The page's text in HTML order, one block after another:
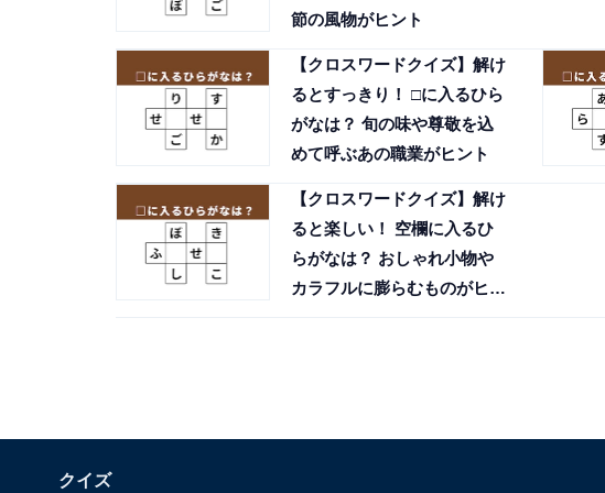
節の風物がヒント
【クロスワードクイズ】解け
るとすっきり！ □に入るひら
がなは？ 旬の味や尊敬を込
めて呼ぶあの職業がヒント
【クロスワードクイズ】解け
ると楽しい！ 空欄に入るひ
らがなは？ おしゃれ小物や
カラフルに膨らむものがヒン
クイズ